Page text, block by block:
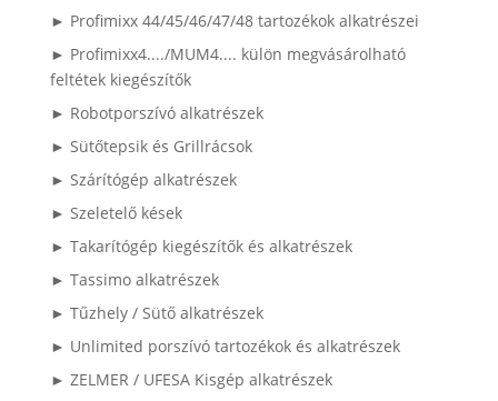
► Profimixx 44/45/46/47/48 tartozékok alkatrészei
► Profimixx4..../MUM4.... külön megvásárolható
feltétek kiegészítők
► Robotporszívó alkatrészek
► Sütőtepsik és Grillrácsok
► Szárítógép alkatrészek
► Szeletelő kések
► Takarítógép kiegészítők és alkatrészek
► Tassimo alkatrészek
► Tűzhely / Sütő alkatrészek
► Unlimited porszívó tartozékok és alkatrészek
► ZELMER / UFESA Kisgép alkatrészek